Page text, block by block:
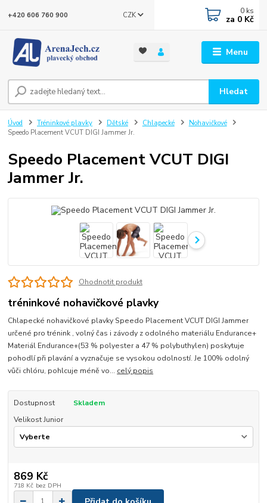
Menu
CZK
Hledat
+420 606 760 900 0 ks
za 0 Kč
Úvod Tréninkové plavky Dětské Chlapecké
Nohavičkové
Speedo Placement VCUT DIGI Jammer Jr.
Speedo Placement VCUT DIGI
Jammer Jr.
Ohodnotit produkt
tréninkové nohavičkové plavky
Chlapecké nohavičkové plavky Speedo Placement VCUT DIGI Jammer
určené pro trénink , volný čas i závody z odolného materiálu Endurance+
Materiál Endurance+(53 % polyester a 47 % polybuthylen) poskytuje
pohodlí při plavání a vyznačuje se vysokou odolností. Je 100% odolný
vůči chlóru, pohlcuje méně vo... celý popis
Dostupnost
Skladem
Velikost Junior
869 Kč
718 Kč bez DPH